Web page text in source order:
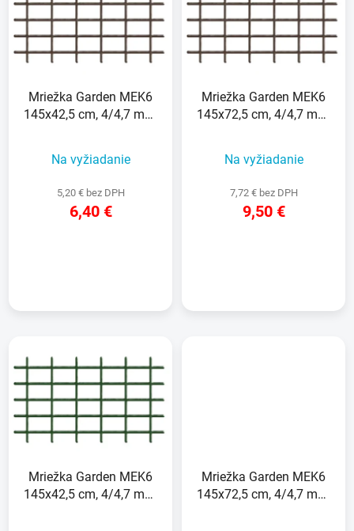
Mriežka Garden MEK6
145x42,5 cm, 4/4,7 mm,
záhradnícka
Na vyžiadanie
5,20 € bez DPH
6,40 €
Mriežka Garden MEK6
145x72,5 cm, 4/4,7 mm,
záhradnícka
Na vyžiadanie
7,72 € bez DPH
9,50 €
Mriežka Garden MEK6
145x42,5 cm, 4/4,7 mm,
Mriežka Garden MEK6
145x72,5 cm, 4/4,7 mm,